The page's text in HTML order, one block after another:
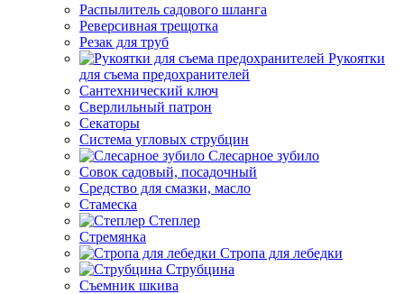
Распылитель садового шланга
Реверсивная трещотка
Резак для труб
Рукоятки
для съема предохранителей
Сантехнический ключ
Сверлильный патрон
Секаторы
Система угловых струбцин
Слесарное зубило
Совок садовый, посадочный
Средство для смазки, масло
Стамеска
Степлер
Стремянка
Стропа для лебедки
Струбцина
Съемник шкива